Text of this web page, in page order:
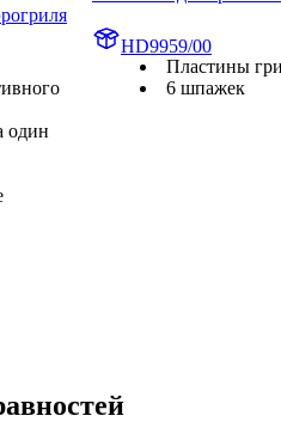
один
HD9959/00
Пластины
6 шпажек